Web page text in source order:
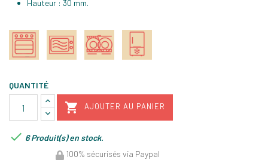
Hauteur : 30 mm.
QUANTITÉ
 AJOUTER AU PANIER
 6 Produit(s) en stock.
100% sécurisés via Paypal